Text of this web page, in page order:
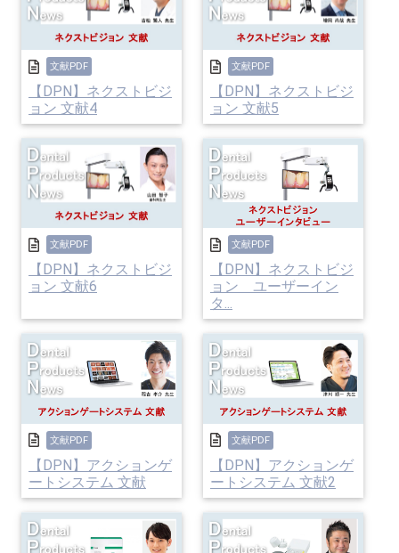
文献PDF
【DPN】ネクストビジ
ョン 文献4
文献PDF
【DPN】ネクストビジ
ョン 文献5
文献PDF
【DPN】ネクストビジ
ョン 文献6
文献PDF
【DPN】ネクストビジ
ョン ユーザーイン
タ...
文献PDF
【DPN】アクションゲ
ートシステム 文献
文献PDF
【DPN】アクションゲ
ートシステム 文献2